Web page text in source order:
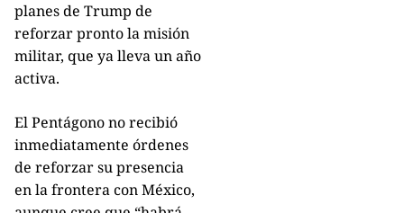
planes de Trump de
reforzar pronto la misión
militar, que ya lleva un año
activa.
El Pentágono no recibió
inmediatamente órdenes
de reforzar su presencia
en la frontera con México,